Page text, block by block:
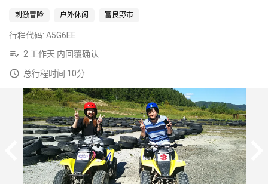
刺激冒险 户外休闲 富良野市
行程代码: A5G6EE
2 工作天 内回覆确认
总行程时间 10分